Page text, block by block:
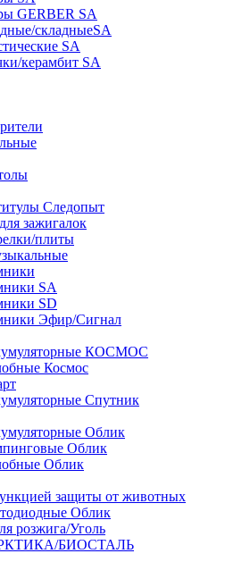
GERBER SA
складныеSA
SA
керамбит SA
Следопыт
зажигалок
плиты
SA
SD
Эфир/Сигнал
КОСМОС
Космос
Спутник
Облик
Облик
Облик
защиты от животных
Облик
розжига/Уголь
БИОСТАЛЬ